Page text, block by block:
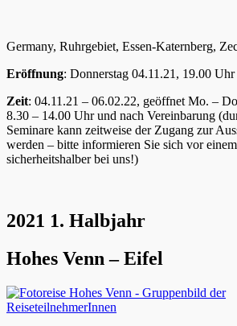
Germany, Ruhrgebiet, Essen-Katernberg,
Eröffnung: Donnerstag 04.11.21, 19.00 Uhr
Zeit: 04.11.21 – 06.02.22, geöffnet Mo. –
8.30 – 14.00 Uhr und nach Vereinbarung
Seminare kann zeitweise der Zugang zur
werden – bitte informieren Sie sich vor
sicherheitshalber bei uns!)
2021 1. Halbjahr
Hohes Venn – Eifel